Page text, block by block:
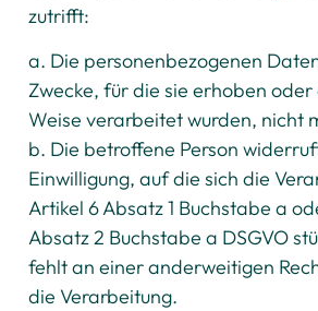
zutrifft:
a. Die personenbezogenen
Zwecke, für die sie erhoben oder
Weise verarbeitet wurden, nicht
b. Die betroffene Person
Einwilligung, auf die sich die
Artikel 6 Absatz 1 Buchstabe a
Absatz 2 Buchstabe a DSGVO
fehlt an einer anderweitigen
die Verarbeitung.